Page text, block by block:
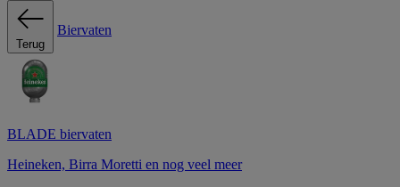
Terug
Biervaten
BLADE biervaten
Heineken, Birra Moretti en nog veel meer